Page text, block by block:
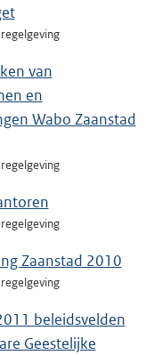
van
en
Wabo Zaanstad
Zaanstad 2010
beleidsvelden
Geestelijke